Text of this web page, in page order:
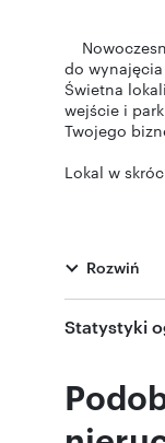
do wynajęcia
Świetna
wejście i
Twojego
Lokal w
Oddzielne
Rozwiń
Statystyki